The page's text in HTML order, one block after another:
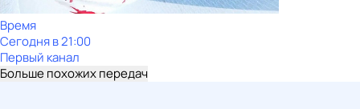
Время
Сегодня в 21:00
Первый канал
Больше похожих передач